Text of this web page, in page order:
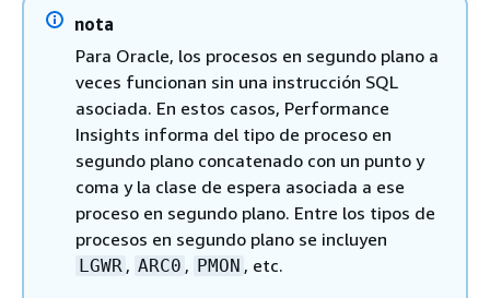
nota
Para Oracle, los procesos en segundo plano a
veces funcionan sin una instrucción SQL
asociada. En estos casos, Performance
Insights informa del tipo de proceso en
segundo plano concatenado con un punto y
coma y la clase de espera asociada a ese
proceso en segundo plano. Entre los tipos de
procesos en segundo plano se incluyen
LGWR , ARC0 , PMON , etc.